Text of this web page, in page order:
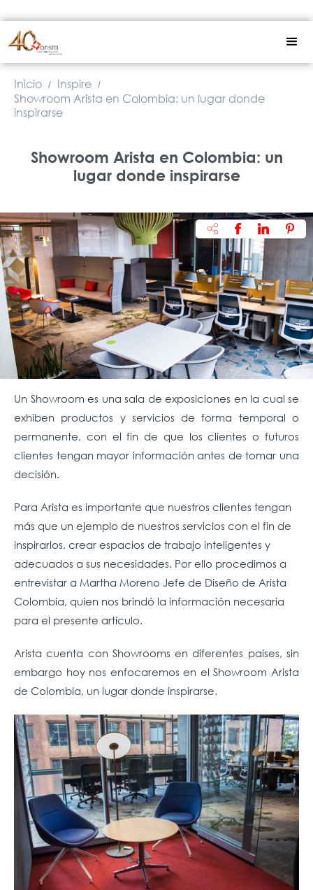
Inicio / Inspire /
Showroom Arista en Colombia: un lugar donde
inspirarse
Showroom Arista en Colombia: un
lugar donde inspirarse
Un Showroom es una sala de exposiciones en la cual se
exhiben productos y servicios de forma temporal o
permanente, con el fin de que los clientes o futuros
clientes tengan mayor información antes de tomar una
decisión.
Para Arista es importante que nuestros clientes tengan
más que un ejemplo de nuestros servicios con el fin de
inspirarlos, crear espacios de trabajo inteligentes y
adecuados a sus necesidades. Por ello procedimos a
entrevistar a Martha Moreno Jefe de Diseño de Arista
Colombia, quien nos brindó la información necesaria
para el presente artículo.
Arista cuenta con Showrooms en diferentes países, sin
embargo hoy nos enfocaremos en el Showroom Arista
de Colombia, un lugar donde inspirarse.